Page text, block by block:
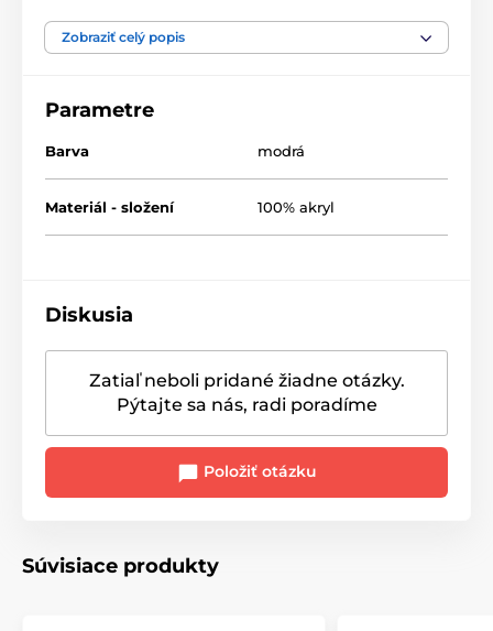
Zobraziť celý popis
Parametre
Barva modrá
Materiál - složení 100% akryl
Diskusia
Zatiaľ neboli pridané žiadne otázky.
Pýtajte sa nás, radi poradíme
Položiť otázku
Súvisiace produkty